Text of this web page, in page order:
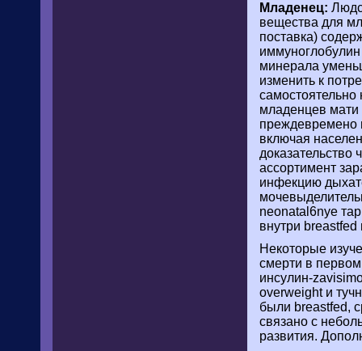
Младенец:
вещества для
поставка)
минерала
изменить к
младенцев
преждевремено
включая
ассортимент
инфекцию
neonatal6nye
внутри
Некоторые
смерти в
инсулин-
overweight и
были breastfed,
связано с
развития.